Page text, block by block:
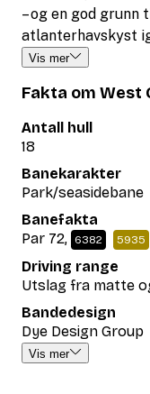
– og en god
atlanterhavskyst
Vis mer
Fakta om West
Antall hull
18
Banekarakter
Park/seasidebane
Banefakta
Par 72, 6382 5935
Driving range
Utslag fra matte
Bandedesign
Dye Design Group
Vis mer